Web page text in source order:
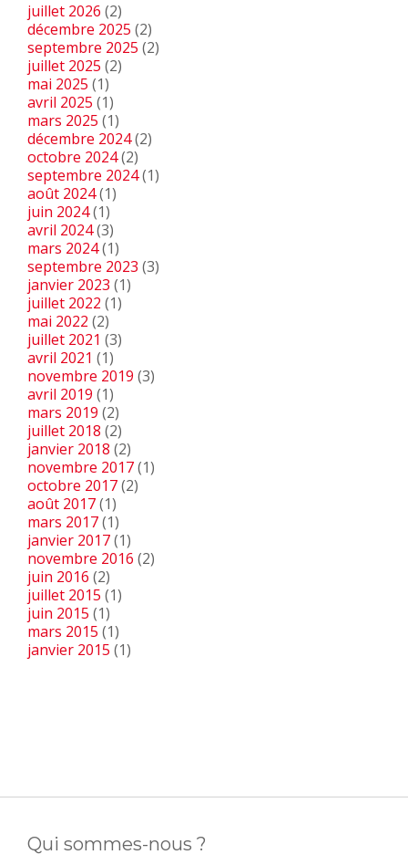
juillet 2026 (2)
décembre 2025 (2)
septembre 2025 (2)
juillet 2025 (2)
mai 2025 (1)
avril 2025 (1)
mars 2025 (1)
décembre 2024(2)
octobre 2024(2)
septembre 2024(1)
août 2024(1)
juin 2024(1)
avril 2024(3)
mars 2024(1)
septembre 2023 (3)
janvier 2023 (1)
juillet 2022 (1)
mai 2022 (2)
juillet 2021 (3)
avril 2021 (1)
novembre 2019 (3)
avril 2019 (1)
mars 2019 (2)
juillet 2018 (2)
janvier 2018 (2)
novembre 2017(1)
octobre 2017(2)
août 2017(1)
mars 2017(1)
janvier 2017(1)
novembre 2016 (2)
juin 2016 (2)
juillet 2015 (1)
juin 2015 (1)
mars 2015 (1)
janvier 2015 (1)
Qui sommes-nous ?